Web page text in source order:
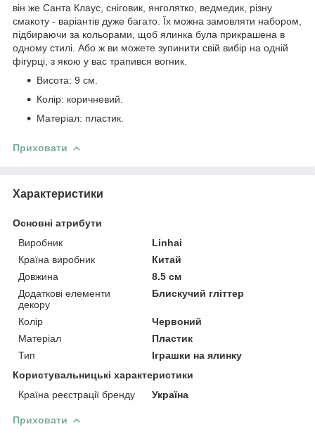
він же Санта Клаус, сніговик, янголятко, ведмедик, різну
смакоту - варіантів дуже багато. Їх можна замовляти набором,
підбираючи за кольорами, щоб ялинка була прикрашена в
одному стилі. Або ж ви можете зупинити свій вибір на одній
фігурці, з якою у вас трапився вогник.
Висота: 9 см.
Колір: коричневий.
Матеріал: пластик.
Приховати
Характеристики
Основні атрибути
Виробник
Linhai
Країна виробник
Китай
Довжина
8.5 см
Додаткові елементи
декору
Блискучий гліттер
Колір
Червоний
Матеріал
Пластик
Тип
Іграшки на ялинку
Користувальницькі характеристики
Країна реєстрації бренду
Україна
Приховати